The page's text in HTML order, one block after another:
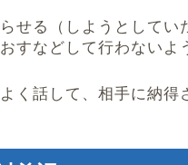
せる（しようとしてい
すなどして行わないよ
く話して、相手に納得